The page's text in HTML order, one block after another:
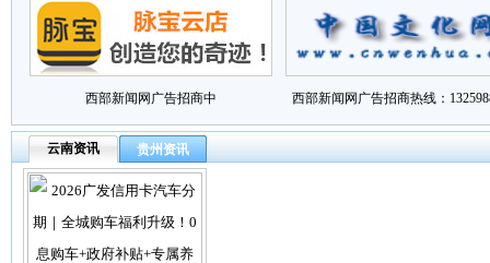
西部新闻网广告招商中 西部新闻网广告招商热线：
云南资讯 贵州资讯